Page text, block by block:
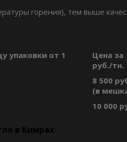
горения), тем выше
упаковки от 1
Цена за
руб./тн.
8 500
(в
10 000
в Кимрах